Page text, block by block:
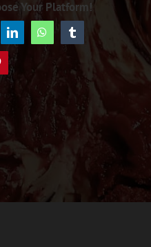
Your Platform!
LinkedInWhatsAppTumblr